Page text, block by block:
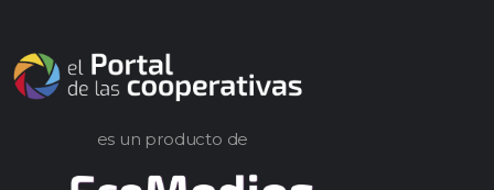
es un producto de